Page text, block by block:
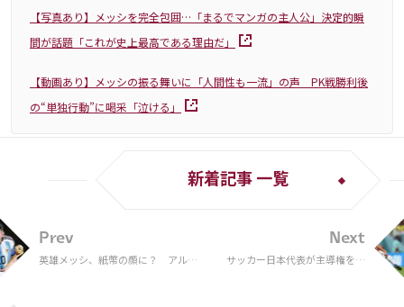
【写真あり】メッシを完全包囲…「まるでマンガの主人公」決定的瞬
間が話題「これが史上最高である理由だ」
【動画あり】メッシの振る舞いに「人間性も一流」の声 PK戦勝利後
の“単独行動”に喝采「泣ける」
Prev
英雄メッシ、紙幣の顔に？ アルゼ
新着記事 一覧
Next
サッカー日本代表が主導権を握